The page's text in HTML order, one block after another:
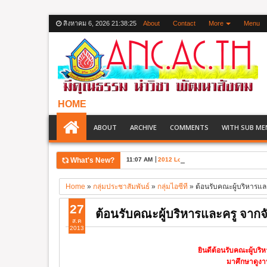
สิงหาคม 6, 2026 21:38:25 About Contact More Menu
HOME
ABOUT ARCHIVE COMMENTS WITH SUB
What's New? 11:07 AM 2012 London Olympic Games
Home » กลุ่มประชาสัมพันธ์» กลุ่มไอซีที» ต้อนรับคณะผู้บริหารแ
ต้อนรับคณะผู้บริหารและครู จาก
ยินดีต้อนรับคณะผู้บริห
มาศึกษาดูงา
27
ส.ค
2013